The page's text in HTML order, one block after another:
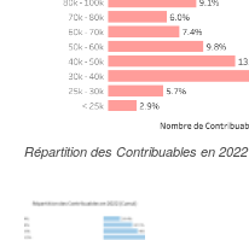
Répartition des Contribuables en 2022